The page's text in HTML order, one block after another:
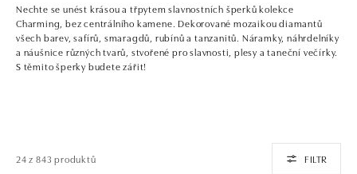
Nechte se unést krásou a třpytem slavnostních šperků kolekce
Charming, bez centrálního kamene. Dekorované mozaikou diamantů
všech barev, safírů, smaragdů, rubínů a tanzanitů. Náramky, náhrdelníky
a náušnice různých tvarů, stvořené pro slavnosti, plesy a taneční večírky.
S těmito šperky budete zářit!
24 z 843 produktů FILTR